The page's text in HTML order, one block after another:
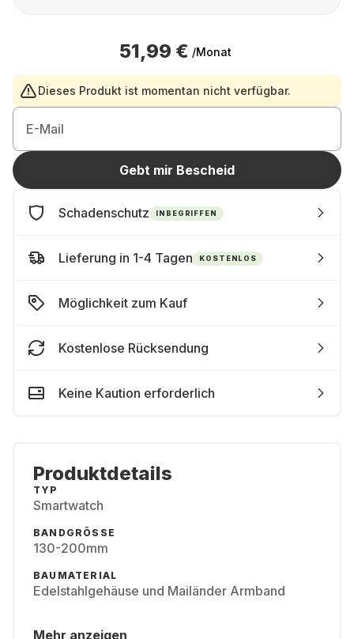
51,99 € /Monat
Dieses Produkt ist momentan nicht verfügbar.
E-Mail
Gebt mir Bescheid
Schadenschutz INBEGRIFFEN
Lieferung in 1-4 Tagen KOSTENLOS
Möglichkeit zum Kauf
Kostenlose Rücksendung
Keine Kaution erforderlich
Produktdetails
TYP
Smartwatch
BANDGRÖSSE
130-200mm
BAUMATERIAL
Edelstahlgehäuse und Mailänder Armband
Mehr anzeigen